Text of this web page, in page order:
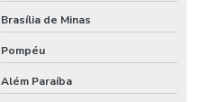
Brasília de Minas
Pompéu
Além Paraíba